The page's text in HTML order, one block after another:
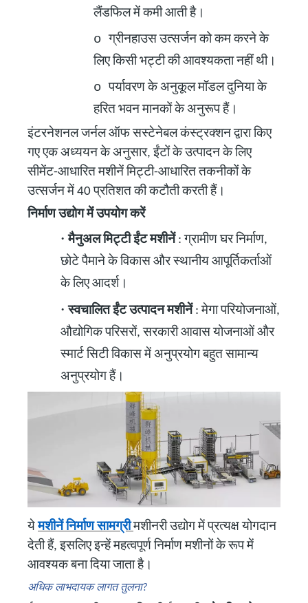
लैंडफिल में कमी आती है।
oग्रीनहाउस उत्सर्जन को कम करने के
लिए किसी भट्टी की आवश्यकता नहीं थी।
oपर्यावरण के अनुकूल मॉडल दुनिया के
हरित भवन मानकों के अनुरूप हैं।
इंटरनेशनल जर्नल ऑफ सस्टेनेबल कंस्ट्रक्शन द्वारा किए
गए एक अध्ययन के अनुसार, ईंटों के उत्पादन के लिए
सीमेंट-आधारित मशीनें मिट्टी-आधारित तकनीकों के
उत्सर्जन में 40 प्रतिशत की कटौती करती हैं।
निर्माण उद्योग में उपयोग करें
·मैनुअल मिट्टी ईंट मशीनें : ग्रामीण घर निर्माण,
छोटे पैमाने के विकास और स्थानीय आपूर्तिकर्ताओं
के लिए आदर्श।
·स्वचालित ईंट उत्पादन मशीनें : मेगा परियोजनाओं,
औद्योगिक परिसरों, सरकारी आवास योजनाओं और
स्मार्ट सिटी विकास में अनुप्रयोग बहुत सामान्य
अनुप्रयोग हैं।
येमशीनें निर्माण सामग्रीमशीनरी उद्योग में प्रत्यक्ष योगदान
देती हैं, इसलिए इन्हें महत्वपूर्ण निर्माण मशीनों के रूप में
आवश्यक बना दिया जाता है।
अधिक लाभदायक लागत तुलना?